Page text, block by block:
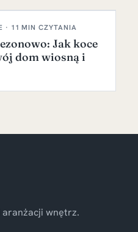
· 11 MIN CZYTANIA
Jak koce
dom wiosną i
aranżacji wnętrz.